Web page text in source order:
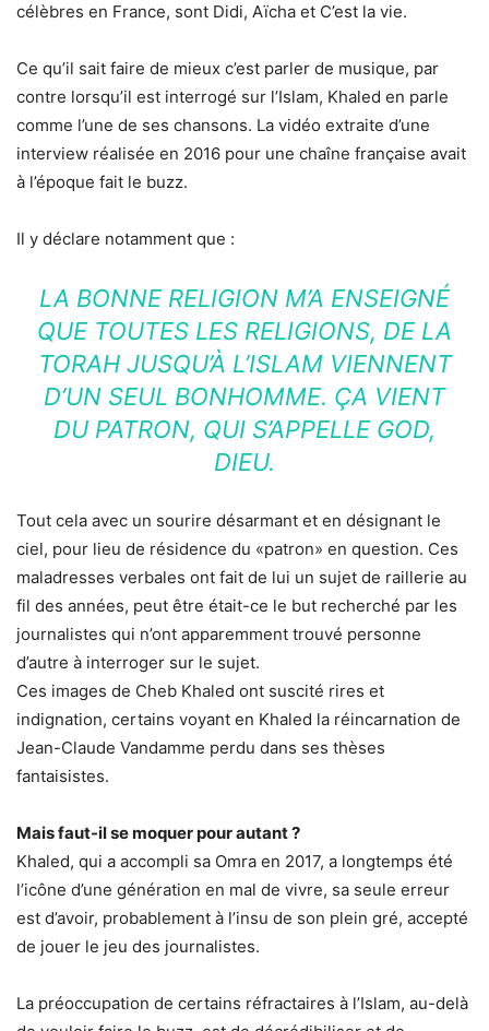
célèbres en France, sont Didi, Aïcha et C’est la vie.
Ce qu’il sait faire de mieux c’est parler de musique, par
contre lorsqu’il est interrogé sur l’Islam, Khaled en parle
comme l’une de ses chansons. La vidéo extraite d’une
interview réalisée en 2016 pour une chaîne française avait
à l’époque fait le buzz.
Il y déclare notamment que :
LA BONNE RELIGION M’A ENSEIGNÉ
QUE TOUTES LES RELIGIONS, DE LA
TORAH JUSQU’À L’ISLAM VIENNENT
D’UN SEUL BONHOMME. ÇA VIENT
DU PATRON, QUI S’APPELLE GOD,
DIEU.
Tout cela avec un sourire désarmant et en désignant le
ciel, pour lieu de résidence du «patron» en question. Ces
maladresses verbales ont fait de lui un sujet de raillerie au
fil des années, peut être était-ce le but recherché par les
journalistes qui n’ont apparemment trouvé personne
d’autre à interroger sur le sujet.
Ces images de Cheb Khaled ont suscité rires et
indignation, certains voyant en Khaled la réincarnation de
Jean-Claude Vandamme perdu dans ses thèses
fantaisistes.
Mais faut-il se moquer pour autant ?
Khaled, qui a accompli sa Omra en 2017, a longtemps été
l’icône d’une génération en mal de vivre, sa seule erreur
est d’avoir, probablement à l’insu de son plein gré, accepté
de jouer le jeu des journalistes.
La préoccupation de certains réfractaires à l’Islam, au-delà